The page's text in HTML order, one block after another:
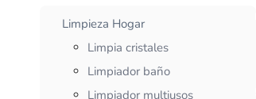
Limpieza Hogar
Limpia cristales
Limpiador baño
Limpiador multiusos